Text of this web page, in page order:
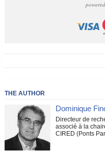
THE AUTHOR
Dominique
Directeur de
associé à la
CIRED (Ponts